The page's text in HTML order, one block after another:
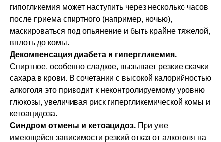
гипогликемия может наступить через несколько часов
после приема спиртного (например, ночью),
маскироваться под опьянение и быть крайне тяжелой,
вплоть до комы.
Декомпенсация диабета и гипергликемия.
Спиртное, особенно сладкое, вызывает резкие скачки
сахара в крови. В сочетании с высокой калорийностью
алкоголя это приводит к неконтролируемому уровню
глюкозы, увеличивая риск гипергликемической комы и
кетоацидоза.
Синдром отмены и кетоацидоз. При уже
имеющейся зависимости резкий отказ от алкоголя на